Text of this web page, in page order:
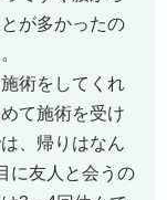
が多かったの
術をしてくれ
て施術を受け
、帰りはなん
に友人と会うの